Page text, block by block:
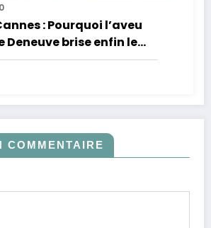
0
: Pourquoi l’aveu
Deneuve brise enfin le
COMMENTAIRE